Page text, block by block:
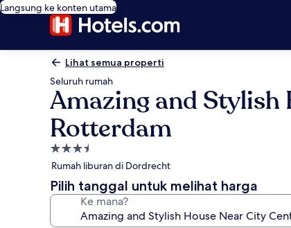
Langsung ke konten utama
Lihat semua properti
Seluruh rumah
Amazing and Stylish
Rotterdam
Properti
bintang
3.5
Rumah liburan di Dordrecht
Pilih tanggal untuk melihat harga
Ke mana?